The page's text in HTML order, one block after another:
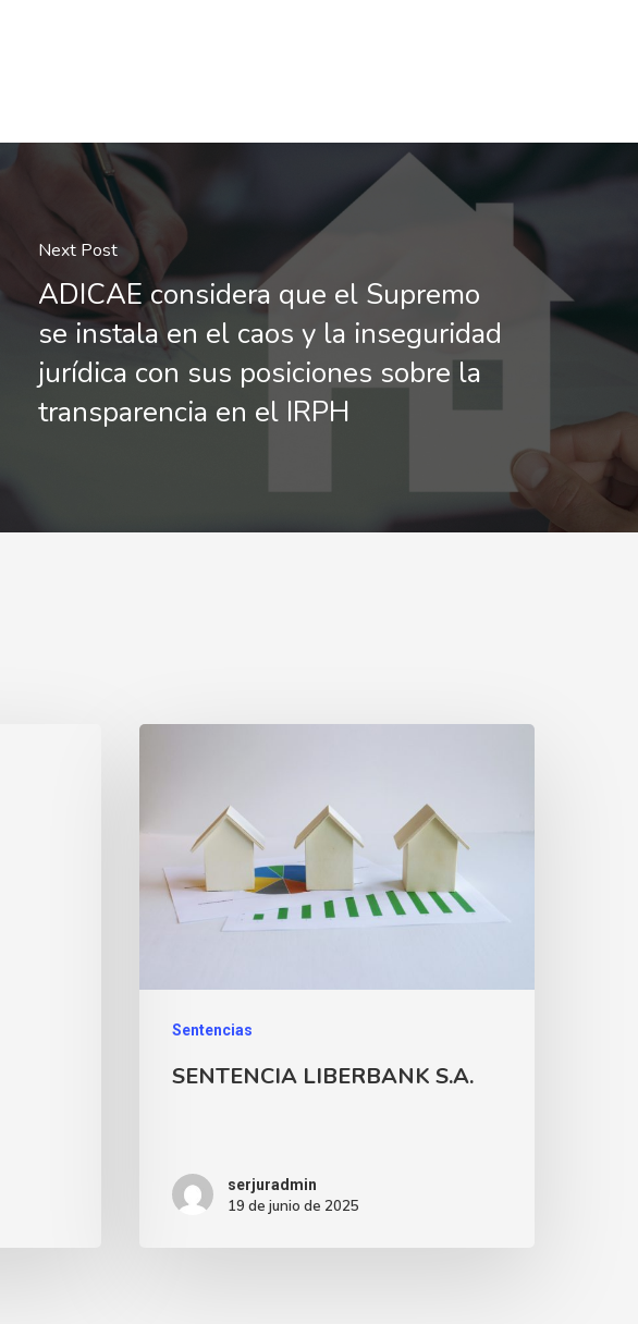
Next Post
ADICAE considera que el Supremo
se instala en el caos y la inseguridad
jurídica con sus posiciones sobre la
transparencia en el IRPH
Sentencias
SENTENCIA LIBERBANK S.A.
serjuradmin
19 de junio de 2025